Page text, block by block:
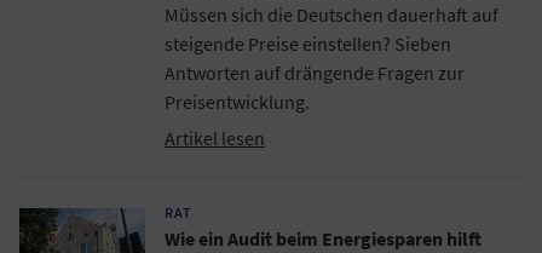
Müssen sich die Deutschen dauerhaft auf
steigende Preise einstellen? Sieben
Antworten auf drängende Fragen zur
Preisentwicklung.
Artikel lesen
RAT
Wie ein Audit beim Energiesparen hilft